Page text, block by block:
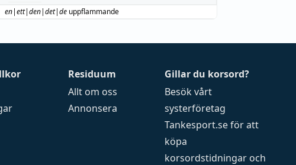
en|ett|den|det|deuppflammande
Residuum
Allt om oss
Annonsera
Gillar du korsord?
Besök vårt
systerföretag
Tankesport.seför att
köpa
korsordstidningar och